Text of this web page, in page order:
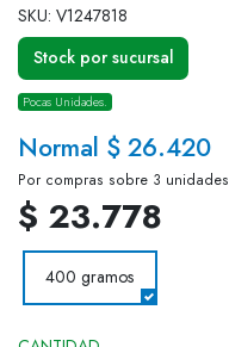
SKU: V1247818
Stock por sucursal
Pocas Unidades.
Normal $ 26.420
Por compras sobre 3 unidades
$ 23.778
400 gramos